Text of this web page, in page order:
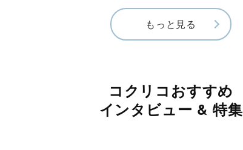
もっと見る
コクリコおすすめ
インタビュー & 特集